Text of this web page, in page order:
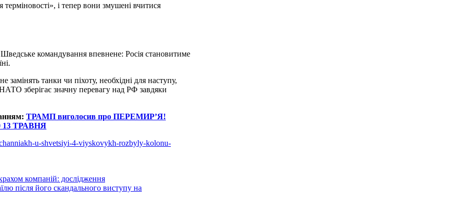
і тепер вони змушені вчитися
командування впевнене: Росія становитиме
танки чи піхоту, необхідні для наступу,
зберігає значну перевагу над РФ завдяки
ТРАМП виголосив про ПЕРЕМИР’Я!
13 ТРАВНЯ
u-shvetsiyi-4-viyskovykh-rozbyly-kolonu-
компаній: дослідження
після його скандального виступу на